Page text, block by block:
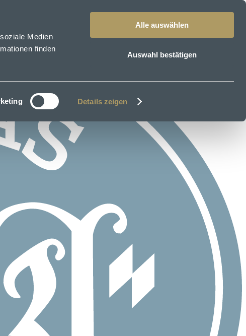
Medien
finden
Details zeigen
Alle auswählen
Auswahl bestätigen